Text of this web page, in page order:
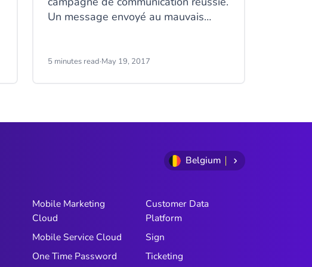
Un message envoyé au mauvais
contenu, qu’un message pensé pour
pour communiquer avec vos clients ?
5 minutes read·May 19, 2017
Belgium
Mobile Marketing
Cloud
Mobile Service Cloud
One Time Password
Customer Data
Platform
Sign
Ticketing